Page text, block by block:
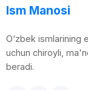
Ism Manosi
O‘zbek ismlarining
uchun chiroyli,
beradi.